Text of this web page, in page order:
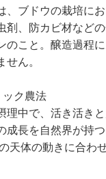
、ブドウの栽培に
剤、防カビ材など
のこと。醸造過程
せん。
ク農法
理中で、活き活き
成長を自然界が持
天体の動きに合わ